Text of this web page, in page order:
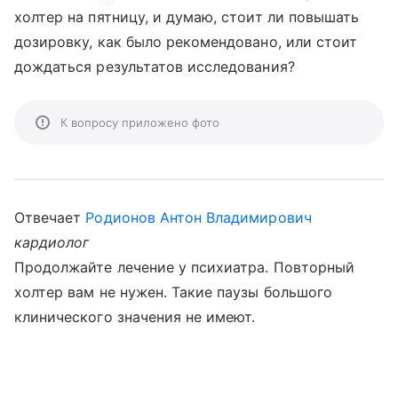
холтер на пятницу, и думаю, стоит ли повышать
дозировку, как было рекомендовано, или стоит
дождаться результатов исследования?
К вопросу приложено фото
Отвечает Родионов Антон Владимирович
кардиолог
Продолжайте лечение у психиатра. Повторный
холтер вам не нужен. Такие паузы большого
клинического значения не имеют.